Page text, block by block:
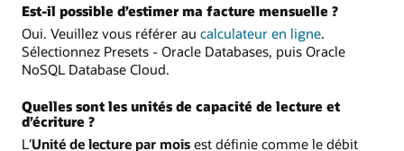
Est-il possible d’estimer ma facture mensuelle ?
Oui. Veuillez vous référer au calculateur en ligne.
Sélectionnez Presets - Oracle Databases, puis Oracle
NoSQL Database Cloud.
Quelles sont les unités de capacité de lecture et
d’écriture ?
L’Unité de lecture par mois est définie comme le débit